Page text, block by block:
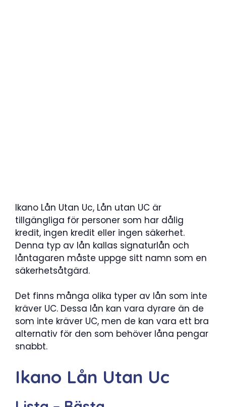
Ikano Lån Utan Uc, Lån utan UC är
tillgängliga för personer som har dålig
kredit, ingen kredit eller ingen säkerhet.
Denna typ av lån kallas signaturlån och
låntagaren måste uppge sitt namn som en
säkerhetsåtgärd.
Det finns många olika typer av lån som inte
kräver UC. Dessa lån kan vara dyrare än de
som inte kräver UC, men de kan vara ett bra
alternativ för den som behöver låna pengar
snabbt.
Ikano Lån Utan Uc